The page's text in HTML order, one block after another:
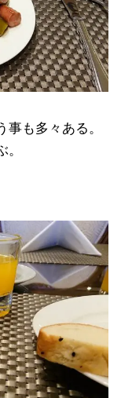
も多々ある。